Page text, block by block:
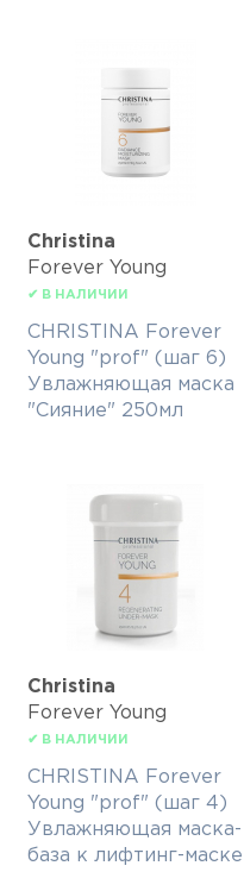
Christina
Forever Young
✔ В НАЛИЧИИ
CHRISTINA Forever
Young "prof" (шаг 6)
Увлажняющая маска
"Сияние" 250мл
Christina
Forever Young
✔ В НАЛИЧИИ
CHRISTINA Forever
Young "prof" (шаг 4)
Увлажняющая маска-
база к лифтинг-маске